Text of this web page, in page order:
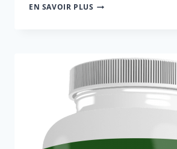
EN SAVOIR PLUS LA
AVEC
LE